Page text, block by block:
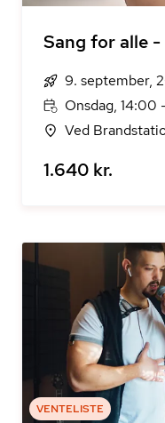
Sang for alle
9. september,
Onsdag, 14:00
Ved
1.640 kr.
VENTELISTE